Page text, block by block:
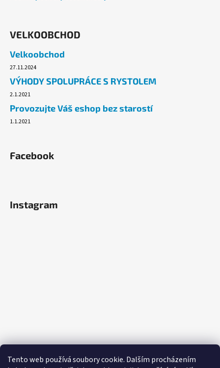
Tento web používá soubory cookie. Dalším procházením
VELKOOBCHOD
Velkoobchod
27.11.2024
VÝHODY SPOLUPRÁCE S RYSTOLEM
2.1.2021
Provozujte Váš eshop bez starostí
1.1.2021
Facebook
Instagram